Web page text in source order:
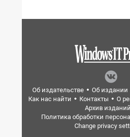
Об издательстве Об издании
Как нас найти
Контакты О
Архив изданий
Политика обработки
Change privacy